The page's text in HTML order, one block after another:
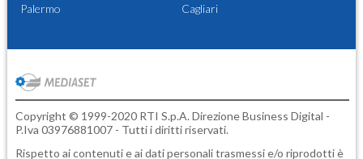
Palermo Cagliari
Copyright © 1999-2020 RTI S.p.A. Direzione Business Digital -
P.Iva 03976881007 - Tutti i diritti riservati.
Rispetto ai contenuti e ai dati personali trasmessi e/o riprodotti è